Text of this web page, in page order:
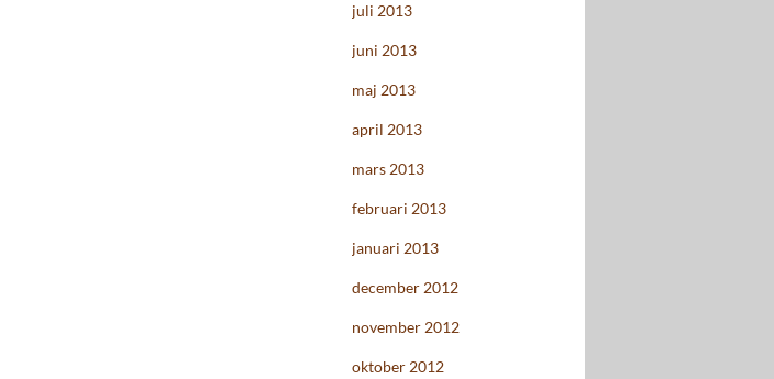
juli 2013
juni 2013
maj 2013
april 2013
mars 2013
februari 2013
januari 2013
december 2012
november 2012
oktober 2012